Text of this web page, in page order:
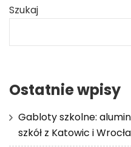
Szukaj
Ostatnie wpisy
Gabloty szkolne:
szkół z Katowic i